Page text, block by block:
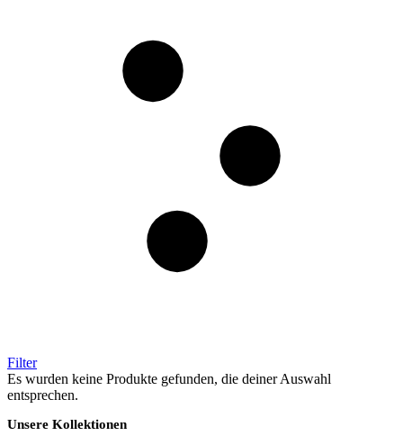
Filter
Es wurden keine Produkte gefunden, die deiner Auswahl
entsprechen.
Unsere Kollektionen